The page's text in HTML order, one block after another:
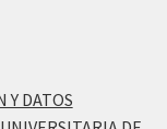
Y DATOS